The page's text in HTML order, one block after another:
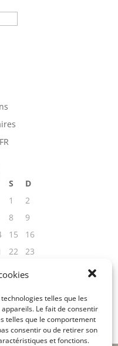
telles que les
Le fait de consentir
telles que le comportement
consentir ou de retirer son
et fonctions.
S
D
1
2
8
9
15
16
22
23
29